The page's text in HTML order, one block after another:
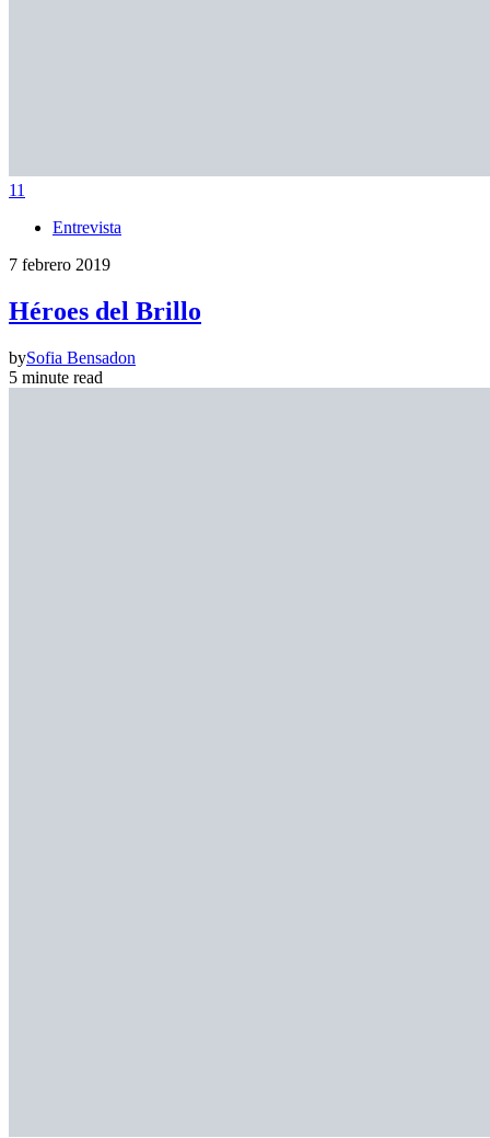
11
Entrevista
7 febrero 2019
Héroes del Brillo
bySofia Bensadon
5 minute read